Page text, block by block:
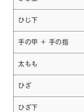
ひじ下
手の甲 ＋ 手の指
太もも
ひざ
ひざ下